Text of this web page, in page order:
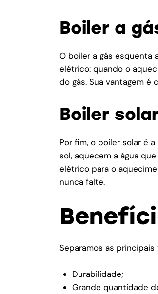
Boiler a
O boiler a gás esquenta
elétrico: quando o
do gás. Sua vantagem é
Boiler
Por fim, o boiler solar é
sol, aquecem a água
elétrico para o
nunca falte.
Separamos as
Durabilidade;
Grande quantidade